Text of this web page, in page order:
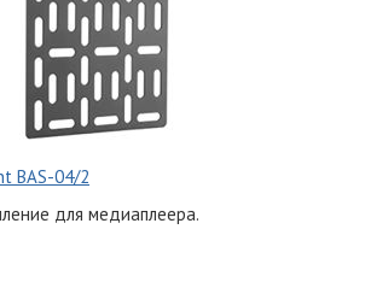
BAS-04/2
для медиаплеера.